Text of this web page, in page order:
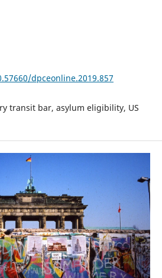
dpceonline.2019.857
transit bar, asylum eligibility, US